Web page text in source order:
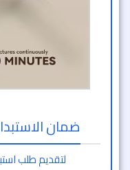
ضمان الاستبدال
لتقديم طلب